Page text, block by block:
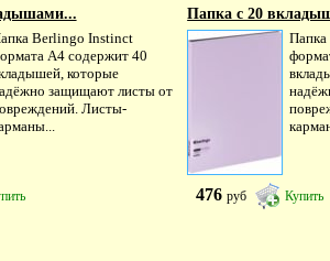
Berlingo Instinct
А4 содержит 40
которые
защищают листы от
Листы-
Папка с 20
476руб Купить